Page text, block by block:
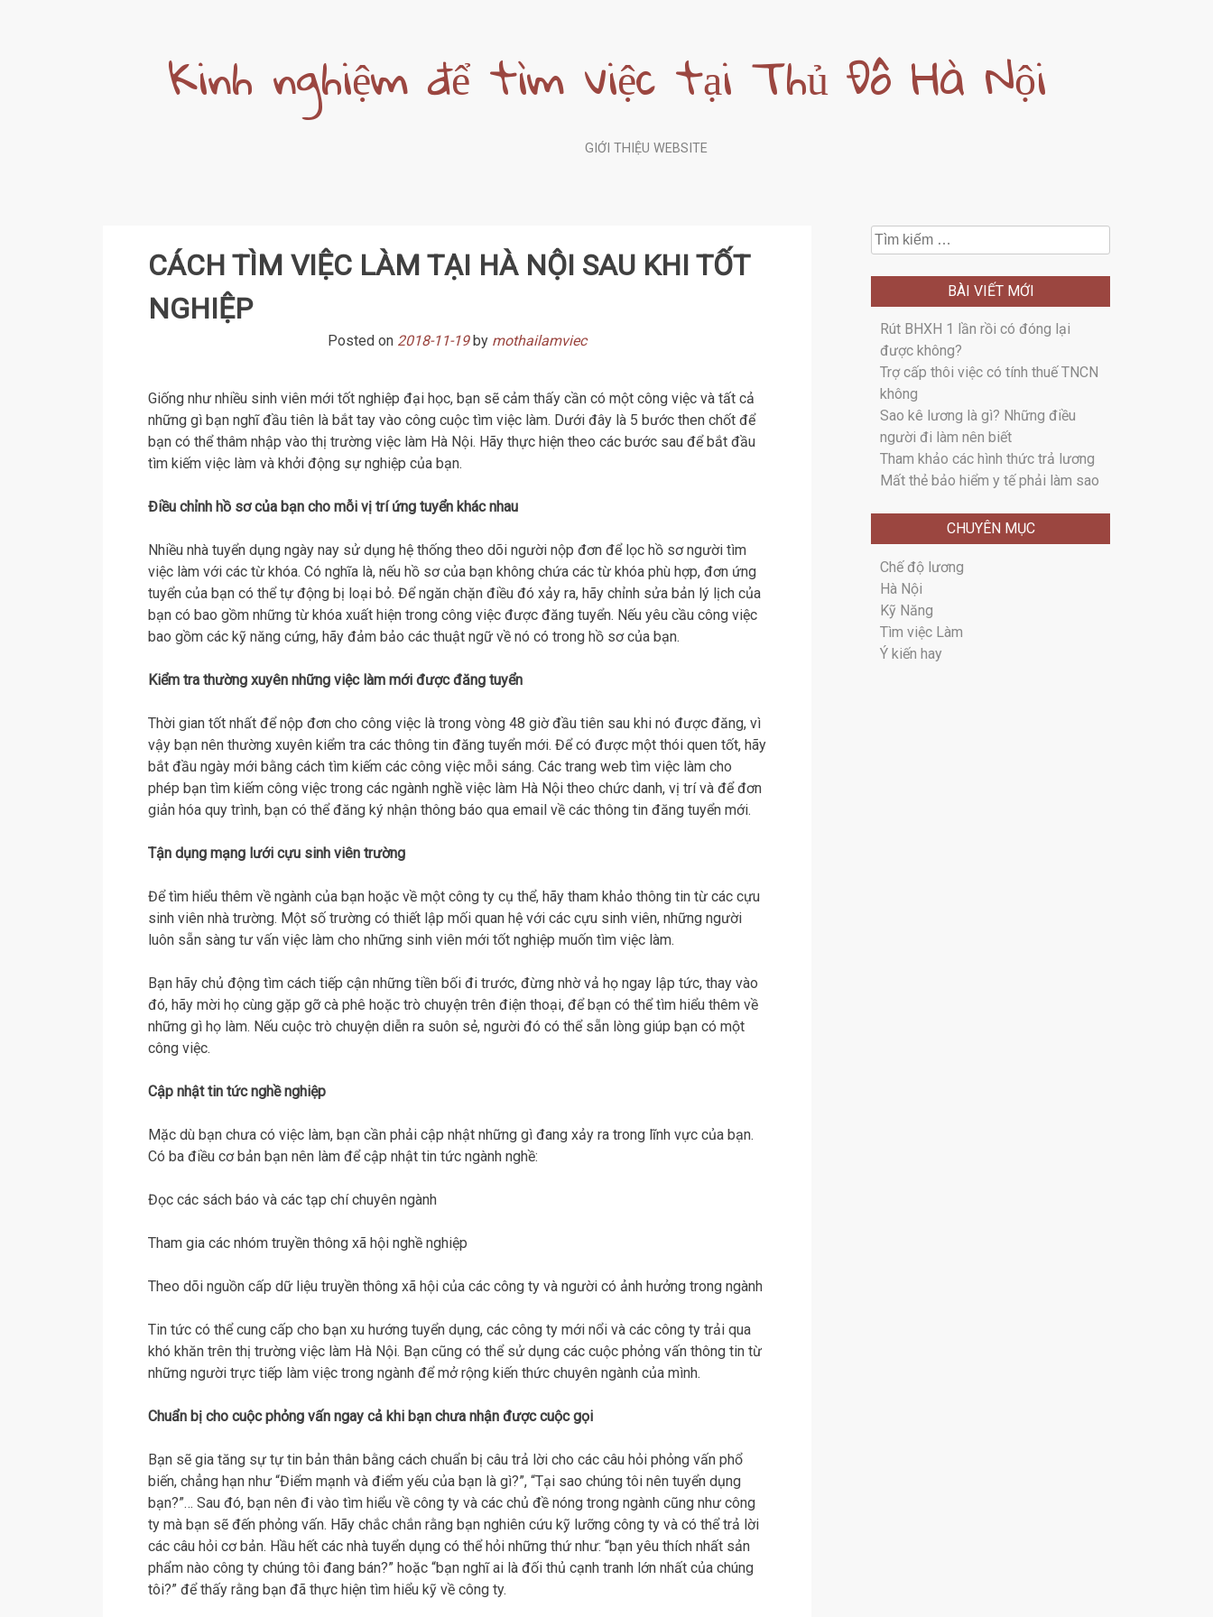
Kinh nghiệm để tìm việc tại Thủ Đô Hà Nội
GIỚI THIỆU WEBSITE
CÁCH TÌM VIỆC LÀM TẠI HÀ NỘI SAU KHI TỐT
NGHIỆP
Posted on 2018-11-19by mothailamviec
Giống như nhiều sinh viên mới tốt nghiệp đại học, bạn sẽ cảm thấy cần có một công việc và tất cả
những gì bạn nghĩ đầu tiên là bắt tay vào công cuộc tìm việc làm. Dưới đây là 5 bước then chốt để
bạn có thể thâm nhập vào thị trường việc làm Hà Nội. Hãy thực hiện theo các bước sau để bắt đầu
tìm kiếm việc làm và khởi động sự nghiệp của bạn.
Điều chỉnh hồ sơ của bạn cho mỗi vị trí ứng tuyển khác nhau
Nhiều nhà tuyển dụng ngày nay sử dụng hệ thống theo dõi người nộp đơn để lọc hồ sơ người tìm
việc làm với các từ khóa. Có nghĩa là, nếu hồ sơ của bạn không chứa các từ khóa phù hợp, đơn ứng
tuyển của bạn có thể tự động bị loại bỏ. Để ngăn chặn điều đó xảy ra, hãy chỉnh sửa bản lý lịch của
bạn có bao gồm những từ khóa xuất hiện trong công việc được đăng tuyển. Nếu yêu cầu công việc
bao gồm các kỹ năng cứng, hãy đảm bảo các thuật ngữ về nó có trong hồ sơ của bạn.
Kiểm tra thường xuyên những việc làm mới được đăng tuyển
Thời gian tốt nhất để nộp đơn cho công việc là trong vòng 48 giờ đầu tiên sau khi nó được đăng, vì
vậy bạn nên thường xuyên kiểm tra các thông tin đăng tuyển mới. Để có được một thói quen tốt, hãy
bắt đầu ngày mới bằng cách tìm kiếm các công việc mỗi sáng. Các trang web tìm việc làm cho
phép bạn tìm kiếm công việc trong các ngành nghề việc làm Hà Nội theo chức danh, vị trí và để đơn
giản hóa quy trình, bạn có thể đăng ký nhận thông báo qua email về các thông tin đăng tuyển mới.
Tận dụng mạng lưới cựu sinh viên trường
Để tìm hiểu thêm về ngành của bạn hoặc về một công ty cụ thể, hãy tham khảo thông tin từ các cựu
sinh viên nhà trường. Một số trường có thiết lập mối quan hệ với các cựu sinh viên, những người
luôn sẵn sàng tư vấn việc làm cho những sinh viên mới tốt nghiệp muốn tìm việc làm.
Bạn hãy chủ động tìm cách tiếp cận những tiền bối đi trước, đừng nhờ vả họ ngay lập tức, thay vào
đó, hãy mời họ cùng gặp gỡ cà phê hoặc trò chuyện trên điện thoại, để bạn có thể tìm hiểu thêm về
những gì họ làm. Nếu cuộc trò chuyện diễn ra suôn sẻ, người đó có thể sẵn lòng giúp bạn có một
công việc.
Cập nhật tin tức nghề nghiệp
Mặc dù bạn chưa có việc làm, bạn cần phải cập nhật những gì đang xảy ra trong lĩnh vực của bạn.
Có ba điều cơ bản bạn nên làm để cập nhật tin tức ngành nghề:
Đọc các sách báo và các tạp chí chuyên ngành
Tham gia các nhóm truyền thông xã hội nghề nghiệp
Theo dõi nguồn cấp dữ liệu truyền thông xã hội của các công ty và người có ảnh hưởng trong ngành
Tin tức có thể cung cấp cho bạn xu hướng tuyển dụng, các công ty mới nổi và các công ty trải qua
khó khăn trên thị trường việc làm Hà Nội. Bạn cũng có thể sử dụng các cuộc phỏng vấn thông tin từ
những người trực tiếp làm việc trong ngành để mở rộng kiến thức chuyên ngành của mình.
Chuẩn bị cho cuộc phỏng vấn ngay cả khi bạn chưa nhận được cuộc gọi
Bạn sẽ gia tăng sự tự tin bản thân bằng cách chuẩn bị câu trả lời cho các câu hỏi phỏng vấn phổ
biến, chẳng hạn như “Điểm mạnh và điểm yếu của bạn là gì?”, “Tại sao chúng tôi nên tuyển dụng
bạn?”… Sau đó, bạn nên đi vào tìm hiểu về công ty và các chủ đề nóng trong ngành cũng như công
ty mà bạn sẽ đến phỏng vấn. Hãy chắc chắn rằng bạn nghiên cứu kỹ lưỡng công ty và có thể trả lời
các câu hỏi cơ bản. Hầu hết các nhà tuyển dụng có thể hỏi những thứ như: “bạn yêu thích nhất sản
phẩm nào công ty chúng tôi đang bán?” hoặc “bạn nghĩ ai là đối thủ cạnh tranh lớn nhất của chúng
tôi?” để thấy rằng bạn đã thực hiện tìm hiểu kỹ về công ty.
Tìm
kiếm
cho:
BÀI VIẾT MỚI
Rút BHXH 1 lần rồi có đóng lại
được không?
Trợ cấp thôi việc có tính thuế TNCN
không
Sao kê lương là gì? Những điều
người đi làm nên biết
Tham khảo các hình thức trả lương
Mất thẻ bảo hiểm y tế phải làm sao
CHUYÊN MỤC
Chế độ lương
Hà Nội
Kỹ Năng
Tìm việc Làm
Ý kiến hay